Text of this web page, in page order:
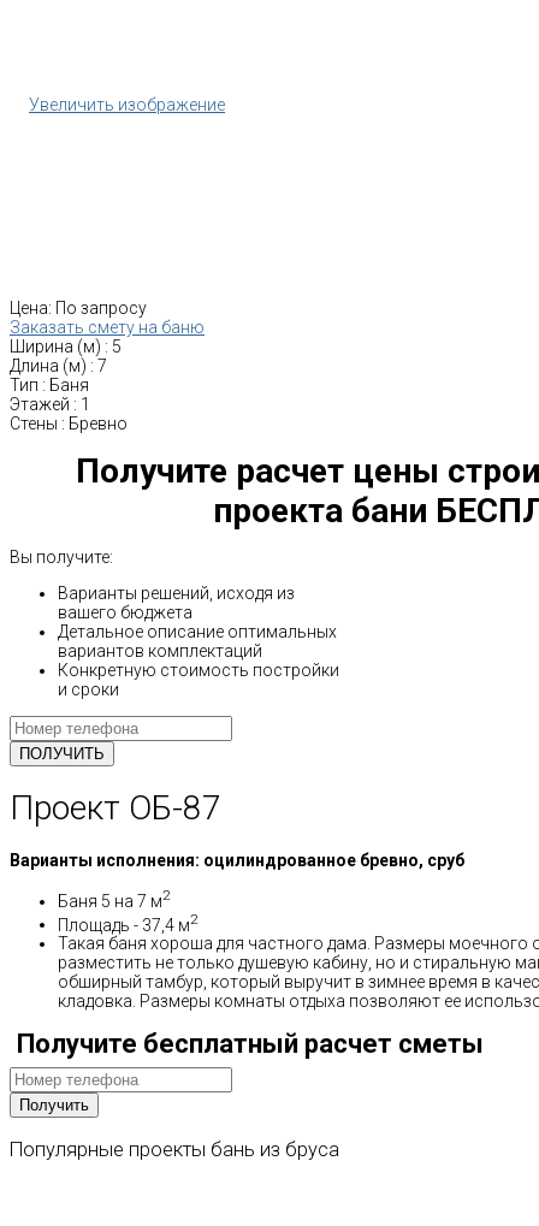
Увеличить изображение
Цена: По запросу
Заказать смету на баню
Ширина (м) : 5
Длина (м) : 7
Тип : Баня
Этажей : 1
Стены : Бревно
Получите расчет цены
проекта бани
Вы получите:
Варианты решений, исходя из
вашего бюджета
Детальное описание оптимальных
вариантов комплектаций
Конкретную стоимость постройки
и сроки
Проект ОБ-87
Варианты исполнения: оцилиндрованное бревно, сруб
Баня 5 на 7 м2
Площадь - 37,4 м2
Такая баня хороша для частного дама. Размеры моечного
разместить не только душевую кабину, но и стиральную
обширный тамбур, который выручит в зимнее время в
кладовка. Размеры комнаты отдыха позволяют ее
Получите бесплатный расчет сметы
Популярные проекты бань из бруса